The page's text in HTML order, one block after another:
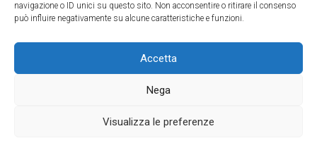
navigazione o ID unici su questo sito. Non acconsentire o ritirare il consenso
può influire negativamente su alcune caratteristiche e funzioni.
Accetta
Nega
Visualizza le preferenze
Eseguiamo anche lavori di apertura porte pronto intervento 24
ore
by ThemeGrill. Powered by
Contatti Cambio Serratura Torino – Sostituzione serrature 24h
Torino